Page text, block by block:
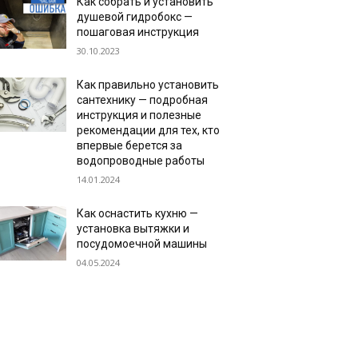
душевой гидробокс —
пошаговая инструкция
30.10.2023
Как правильно установить
сантехнику — подробная
инструкция и полезные
рекомендации для тех, кто
впервые берется за
водопроводные работы
14.01.2024
Как оснастить кухню —
установка вытяжки и
посудомоечной машины
04.05.2024